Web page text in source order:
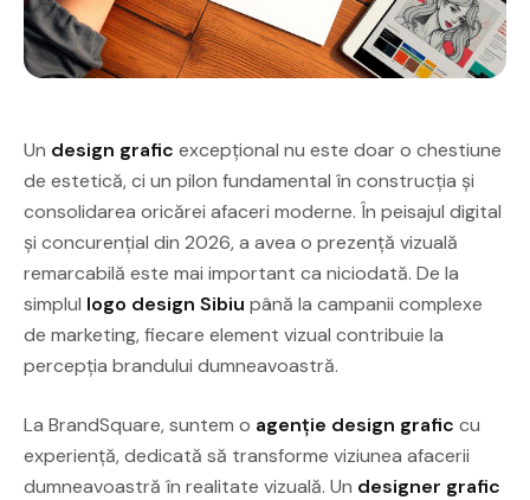
Un design grafic excepțional nu este doar o chestiune
de estetică, ci un pilon fundamental în construcția și
consolidarea oricărei afaceri moderne. În peisajul digital
și concurențial din 2026, a avea o prezență vizuală
remarcabilă este mai important ca niciodată. De la
simplul logo design Sibiu până la campanii complexe
de marketing, fiecare element vizual contribuie la
percepția brandului dumneavoastră.
La BrandSquare, suntem o agenție design grafic cu
experiență, dedicată să transforme viziunea afacerii
dumneavoastră în realitate vizuală. Un designer grafic